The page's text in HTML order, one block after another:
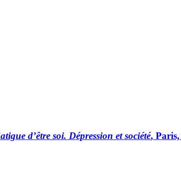
d’être soi. Dépression et société,